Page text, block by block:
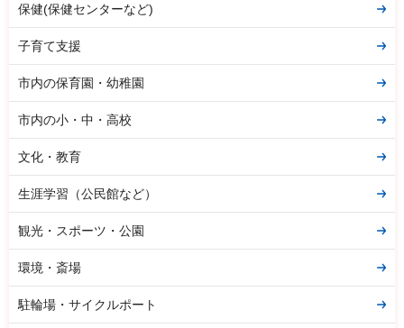
保健(保健センターなど)
子育て支援
市内の保育園・幼稚園
市内の小・中・高校
文化・教育
生涯学習（公民館など）
観光・スポーツ・公園
環境・斎場
駐輪場・サイクルポート